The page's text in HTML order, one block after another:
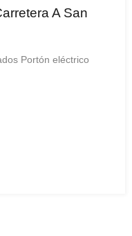
A San
Portón eléctrico